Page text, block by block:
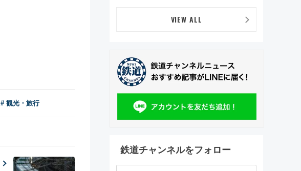
# 観光・旅行
VIEW ALL
鉄道チャンネルをフォロー